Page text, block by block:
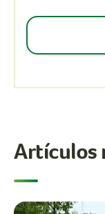
Artículos